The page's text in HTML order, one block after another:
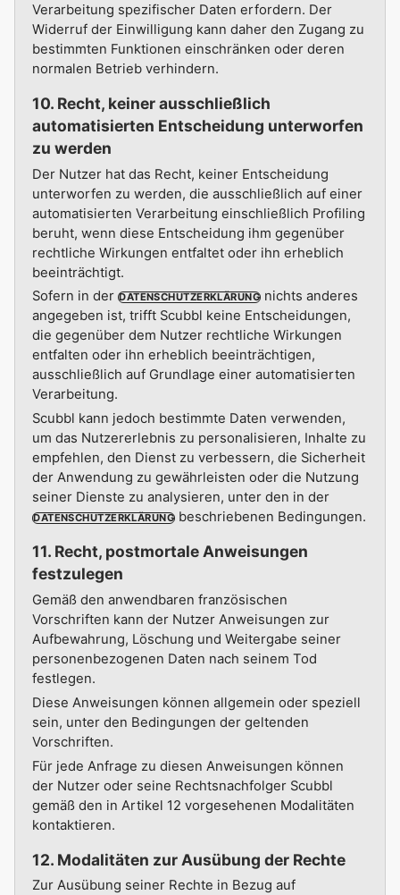
Verarbeitung spezifischer Daten erfordern. Der
Widerruf der Einwilligung kann daher den Zugang zu
bestimmten Funktionen einschränken oder deren
normalen Betrieb verhindern.
10. Recht, keiner ausschließlich
automatisierten Entscheidung unterworfen
zu werden
Der Nutzer hat das Recht, keiner Entscheidung
unterworfen zu werden, die ausschließlich auf einer
automatisierten Verarbeitung einschließlich Profiling
beruht, wenn diese Entscheidung ihm gegenüber
rechtliche Wirkungen entfaltet oder ihn erheblich
beeinträchtigt.
Sofern in derDATENSCHUTZERKLÄRUNG nichts anderes
angegeben ist, trifft Scubbl keine Entscheidungen,
die gegenüber dem Nutzer rechtliche Wirkungen
entfalten oder ihn erheblich beeinträchtigen,
ausschließlich auf Grundlage einer automatisierten
Verarbeitung.
Scubbl kann jedoch bestimmte Daten verwenden,
um das Nutzererlebnis zu personalisieren, Inhalte zu
empfehlen, den Dienst zu verbessern, die Sicherheit
der Anwendung zu gewährleisten oder die Nutzung
seiner Dienste zu analysieren, unter den in der
DATENSCHUTZERKLÄRUNG beschriebenen Bedingungen.
11. Recht, postmortale Anweisungen
festzulegen
Gemäß den anwendbaren französischen
Vorschriften kann der Nutzer Anweisungen zur
Aufbewahrung, Löschung und Weitergabe seiner
personenbezogenen Daten nach seinem Tod
festlegen.
Diese Anweisungen können allgemein oder speziell
sein, unter den Bedingungen der geltenden
Vorschriften.
Für jede Anfrage zu diesen Anweisungen können
der Nutzer oder seine Rechtsnachfolger Scubbl
gemäß den in Artikel 12 vorgesehenen Modalitäten
kontaktieren.
12. Modalitäten zur Ausübung der Rechte
Zur Ausübung seiner Rechte in Bezug auf